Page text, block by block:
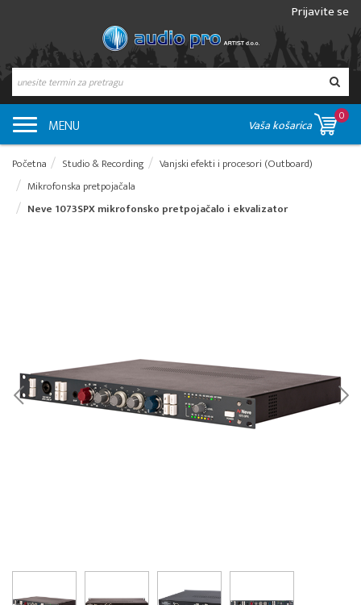
Prijavite se
MENU Vaša košarica
0
Početna Studio & Recording
Vanjski efekti i procesori (Outboard)
Mikrofonska pretpojačala
Neve 1073SPX mikrofonsko pretpojačalo i ekvalizator